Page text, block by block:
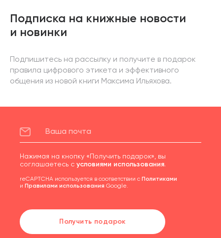
Подписка на книжные новости
и новинки
Подпишитесь на рассылку и получите в подарок
правила цифрового этикета и эффективного
общения из новой книги Максима Ильяхова.
Нажимая на кнопку «Получить подарок», вы
соглашаетесь с условиями использования.
reCAPTCHA используется в соответствии с Политиками
и Правилами использования Google.
Получить подарок